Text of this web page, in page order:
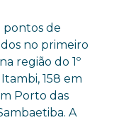
pontos de
no primeiro
região do 1º
158 em
Porto das
A